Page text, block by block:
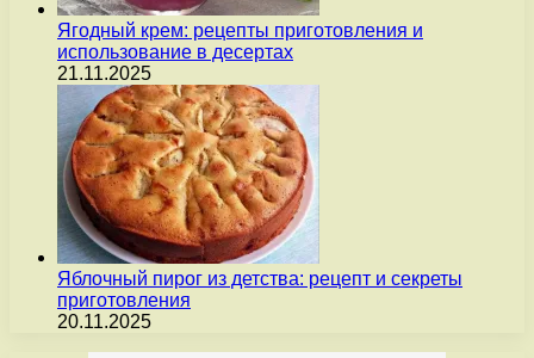
Ягодный крем: рецепты приготовления и
использование в десертах
21.11.2025
Яблочный пирог из детства: рецепт и секреты
приготовления
20.11.2025